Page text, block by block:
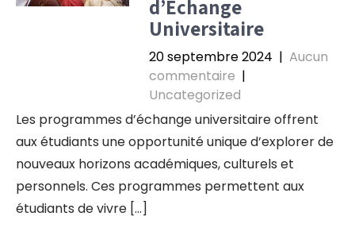
d’Échange
Universitaire
20 septembre 2024 | Aucun
commentaire |
Uncategorized
Les programmes d’échange universitaire offrent
aux étudiants une opportunité unique d’explorer de
nouveaux horizons académiques, culturels et
personnels. Ces programmes permettent aux
étudiants de vivre […]